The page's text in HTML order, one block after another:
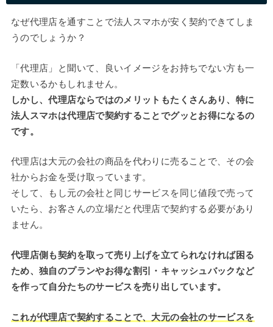
なぜ代理店を通すことで法人スマホが安く契約できてしま
うのでしょうか？
「代理店」と聞いて、良いイメージをお持ちでない方も一
定数いるかもしれません。
しかし、代理店ならではのメリットもたくさんあり、特に
法人スマホは代理店で契約することでグッとお得になるの
です。
代理店は大元の会社の商品を代わりに売ることで、その会
社からお金を受け取っています。
そして、もし元の会社と同じサービスを同じ値段で売って
いたら、お客さんの立場だと代理店で契約する必要があり
ません。
代理店側も契約を取って売り上げを立てられなければ困る
ため、独自のプランやお得な割引・キャッシュバックなど
を作って自分たちのサービスを売り出しています。
これが代理店で契約することで、大元の会社のサービスを